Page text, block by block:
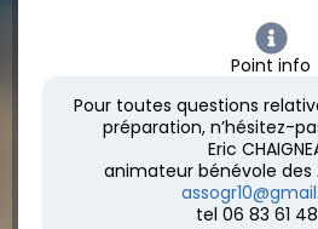
Point info
Pour toutes questions
préparation, n’hésitez-
Eric
animateur bénévole des
tel 06 83 61